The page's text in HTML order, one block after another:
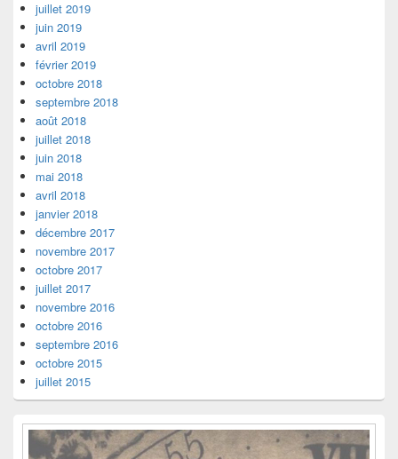
juillet 2019
juin 2019
avril 2019
février 2019
octobre 2018
septembre 2018
août 2018
juillet 2018
juin 2018
mai 2018
avril 2018
janvier 2018
décembre 2017
novembre 2017
octobre 2017
juillet 2017
novembre 2016
octobre 2016
septembre 2016
octobre 2015
juillet 2015